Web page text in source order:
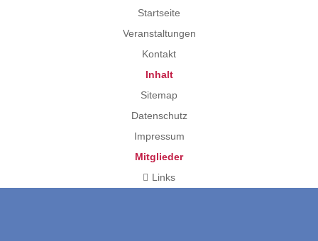
Startseite
Veranstaltungen
Kontakt
Inhalt
Sitemap
Datenschutz
Impressum
Mitglieder
Links